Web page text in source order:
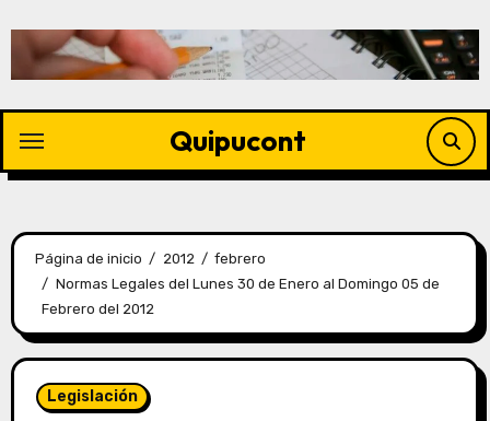
Quipucont
Página de inicio 2012
febrero
Normas Legales del Lunes 30 de Enero al Domingo 05 de
Febrero del 2012
Legislación